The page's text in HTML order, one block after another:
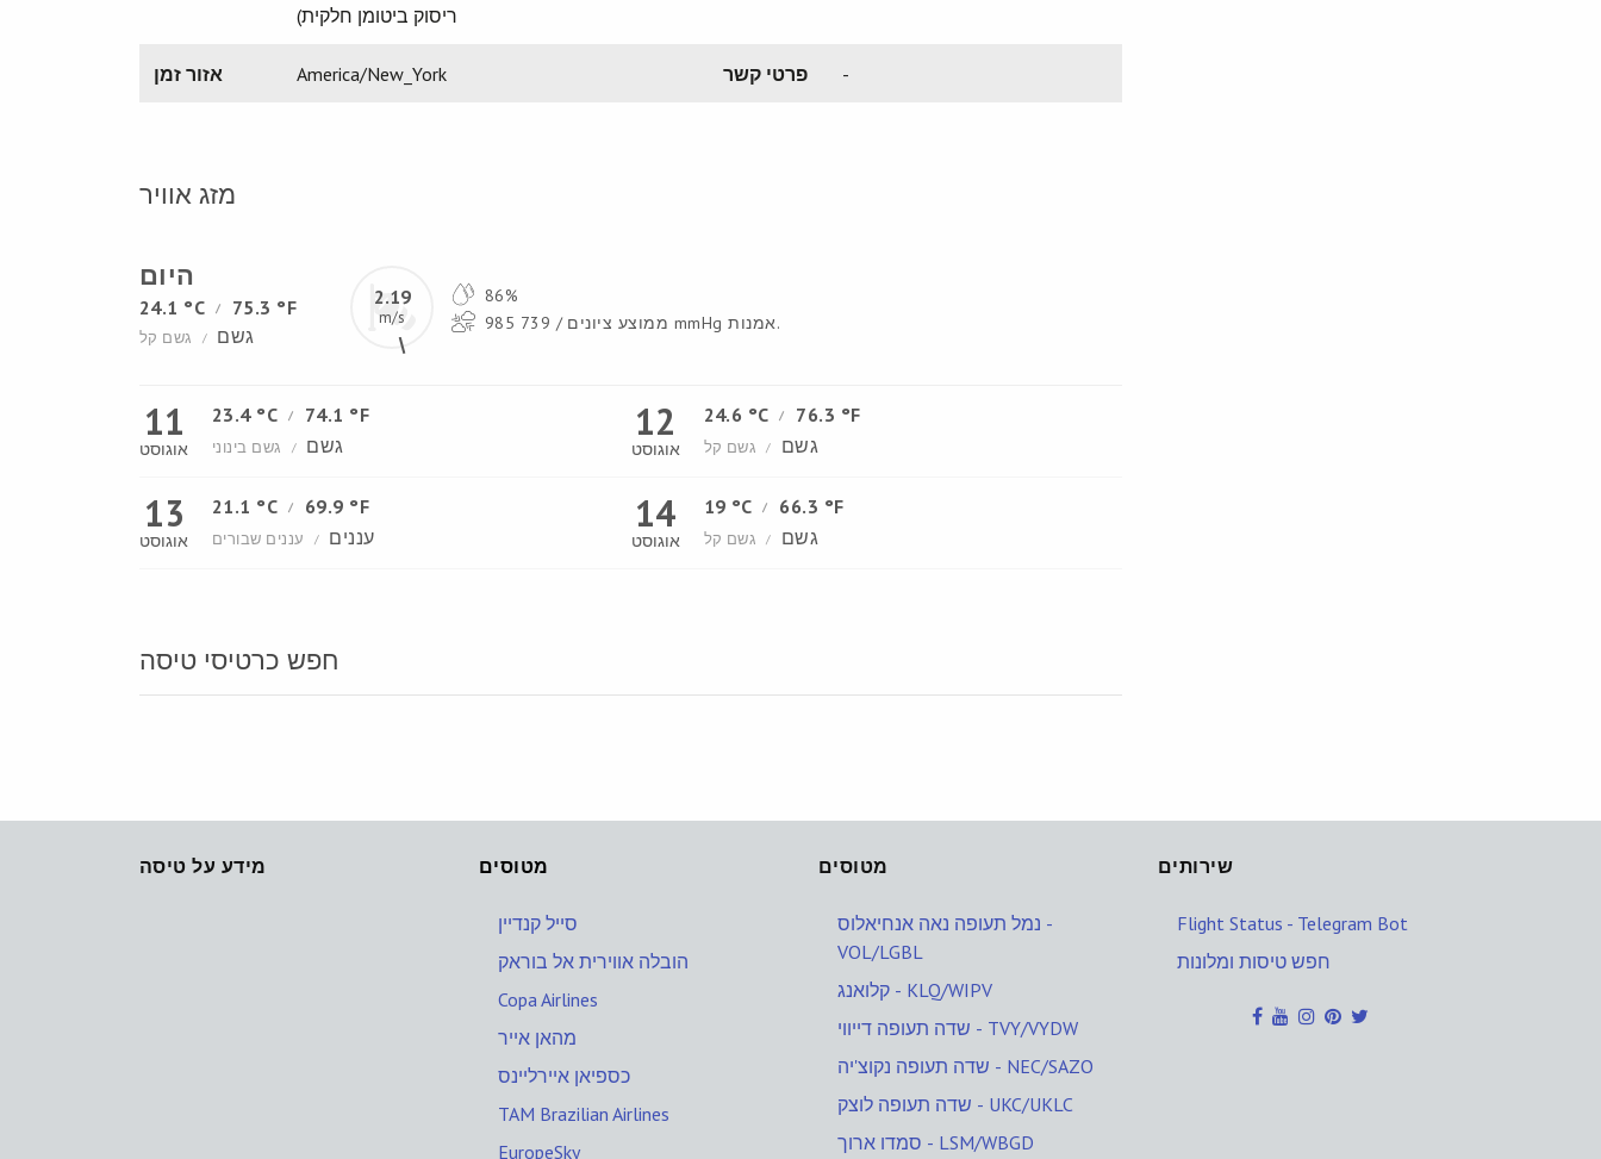
ריסוק ביטומן חלקית)
אזור זמן America/New_York פרטי קשר -
מזג אוויר
היום
24.1 °C /
75.3 °F
גשם
/ גשם קל
2.19
m/s
86%
985 ממוצע ציונים / 739 mmHg אמנות.
11
אוגוסט
23.4 °C /
74.1 °F
גשם
/ גשם בינוני
12
אוגוסט
24.6 °C /
76.3 °F
גשם
/ גשם קל
13
אוגוסט
21.1 °C /
69.9 °F
עננים
/ עננים שבורים
14
אוגוסט
19 °C /
66.3 °F
גשם
/ גשם קל
חפש כרטיסי טיסה
מידע על טיסה מטוסים
סייל קנדיין
הובלה אווירית אל בוראק
Copa Airlines
מהאן אייר
כספיאן איירליינס
TAM Brazilian Airlines
EuropeSky
מטוסים
נמל תעופה נאה אנחיאלוס -
VOL/LGBL
קלואנג - KLQ/WIPV
שדה תעופה דייווי - TVY/VYDW
שדה תעופה נקוצ'יה - NEC/SAZO
שדה תעופה לוצק - UKC/UKLC
סמדו ארוך - LSM/WBGD
שירותים
Flight Status - Telegram Bot
חפש טיסות ומלונות